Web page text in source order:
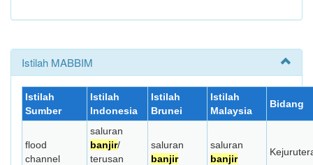
Istilah MABBIM
Istilah
Sumber
Istilah
Indonesia
Istilah
Brunei
Istilah
Malaysia
Bidang
flood
channel
saluran
banjir/
terusan
saluran
banjir
saluran
banjir